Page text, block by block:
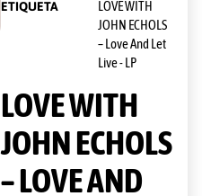
ETIQUETA
LOVE WITH
JOHN ECHOLS
– Love And Let
Live - LP
LOVE WITH
JOHN ECHOLS
– LOVE AND